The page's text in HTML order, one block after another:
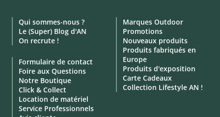
Qui sommes-nous ?
Le (Super) Blog d'AN
On recrute !
Formulaire de contact
Foire aux Questions
Notre Boutique
Click & Collect
Location de matériel
Service Professionnels
Marques Outdoor
Promotions
Nouveaux produits
Produits fabriqués en
Europe
Produits d'exposition
Carte Cadeaux
Collection Lifestyle AN !